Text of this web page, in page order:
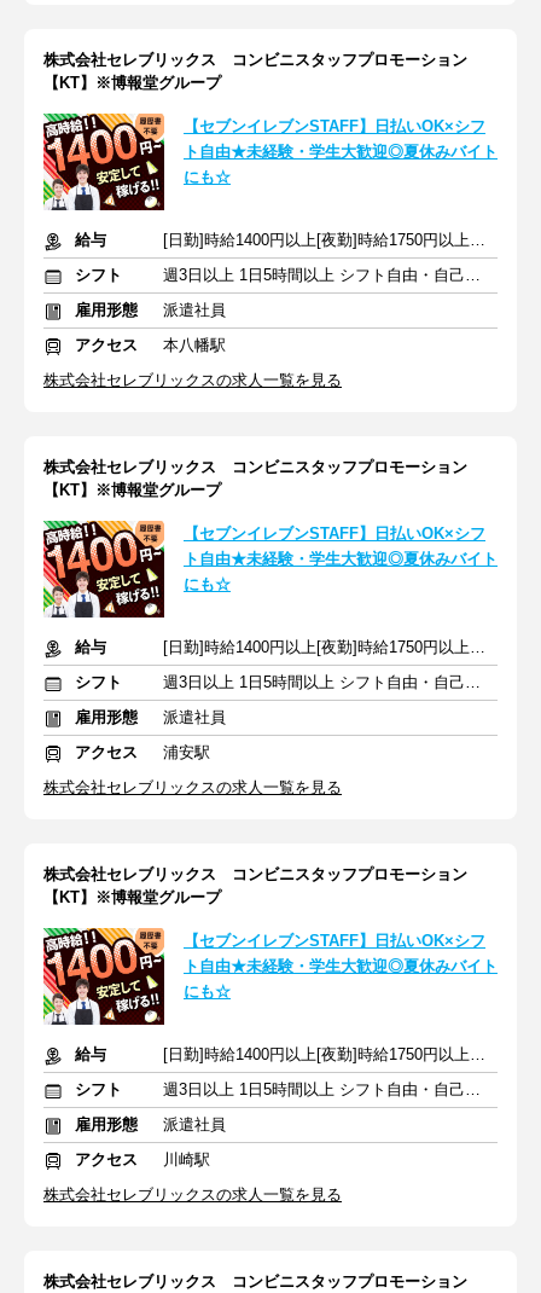
株式会社セレブリックス コンビニスタッフプロモーション
【KT】※博報堂グループ
【セブンイレブンSTAFF】日払いOK×シフ
ト自由★未経験・学生大歓迎◎夏休みバイト
にも☆
給与
[日勤]時給1400円以上[夜勤]時給1750円以上＋交通費
シフト
週3日以上 1日5時間以上 シフト自由・自己申告
雇用形態
派遣社員
アクセス
本八幡駅
株式会社セレブリックスの求人一覧を見る
株式会社セレブリックス コンビニスタッフプロモーション
【KT】※博報堂グループ
【セブンイレブンSTAFF】日払いOK×シフ
ト自由★未経験・学生大歓迎◎夏休みバイト
にも☆
給与
[日勤]時給1400円以上[夜勤]時給1750円以上＋交通費
シフト
週3日以上 1日5時間以上 シフト自由・自己申告
雇用形態
派遣社員
アクセス
浦安駅
株式会社セレブリックスの求人一覧を見る
株式会社セレブリックス コンビニスタッフプロモーション
【KT】※博報堂グループ
【セブンイレブンSTAFF】日払いOK×シフ
ト自由★未経験・学生大歓迎◎夏休みバイト
にも☆
給与
[日勤]時給1400円以上[夜勤]時給1750円以上＋交通費
シフト
週3日以上 1日5時間以上 シフト自由・自己申告
雇用形態
派遣社員
アクセス
川崎駅
株式会社セレブリックスの求人一覧を見る
株式会社セレブリックス コンビニスタッフプロモーション